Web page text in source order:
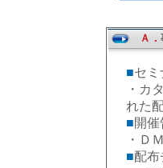
Ａ．
■セ
・カ
れた
■開
・Ｄ
■配